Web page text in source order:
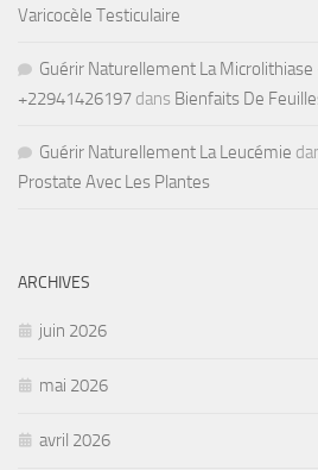
Varicocèle Testiculaire
Guérir Naturellement La
+22941426197 dans Bienfaits De
Guérir Naturellement La Leucémie
Prostate Avec Les Plantes
ARCHIVES
juin 2026
mai 2026
avril 2026